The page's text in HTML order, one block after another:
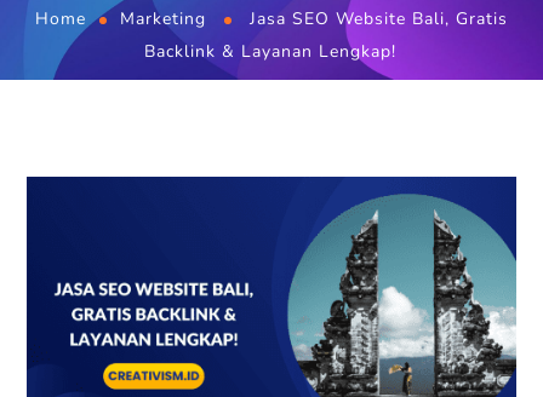
Home Marketing
Jasa SEO Website Bali, Gratis
Backlink & Layanan Lengkap!